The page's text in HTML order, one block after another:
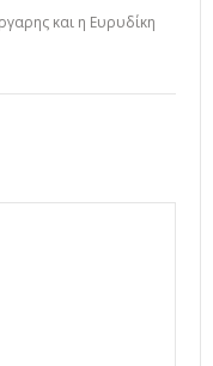
περαιώσεως της
402.174,01 € (πλέον
και η Ευρυδίκη